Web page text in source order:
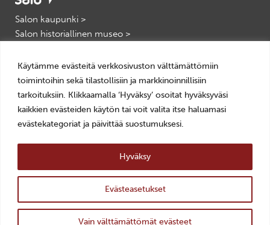
Käytämme evästeitä verkkosivuston välttämättömiin
toimintoihin sekä tilastollisiin ja markkinoinnillisiin
tarkoituksiin. Klikkaamalla ‘Hyväksy’ osoitat hyväksyväsi
kaikkien evästeiden käytön tai voit valita itse haluamasi
evästekategoriat ja päivittää suostumuksesi.
Evästeasetukset
Vain välttämättömät evästeet
Hyväksy
ylös
Salon kaupunki >
Salon historiallinen museo >
VisitSalo >
Saavutettavuusseloste
© Salon kaupunki
Website crafted byEvermade.